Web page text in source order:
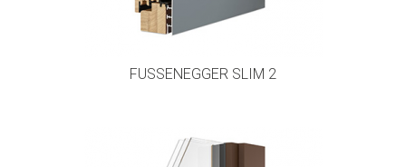
FUSSENEGGER SLIM 2